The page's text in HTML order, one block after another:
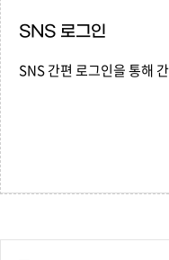
SNS 로그인
SNS 간편 로그인을 통해